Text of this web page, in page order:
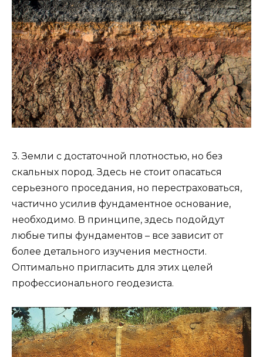
3. Земли с достаточной плотностью, но без
скальных пород. Здесь не стоит опасаться
серьезного проседания, но перестраховаться,
частично усилив фундаментное основание,
необходимо. В принципе, здесь подойдут
любые типы фундаментов – все зависит от
более детального изучения местности.
Оптимально пригласить для этих целей
профессионального геодезиста.